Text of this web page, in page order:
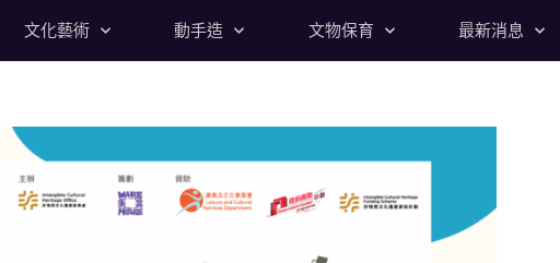
文化藝術 動手造 文物保育 最新消息